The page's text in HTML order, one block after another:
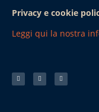
Privacy e cookie
Leggi qui la nostra